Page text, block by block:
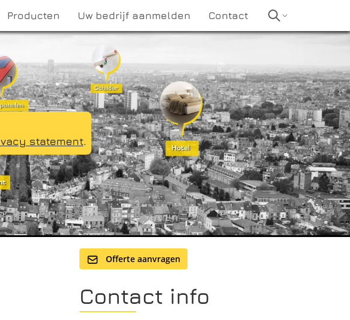
Producten Uw bedrijf aanmelden Contact
statement.
Offerte aanvragen
Contact info